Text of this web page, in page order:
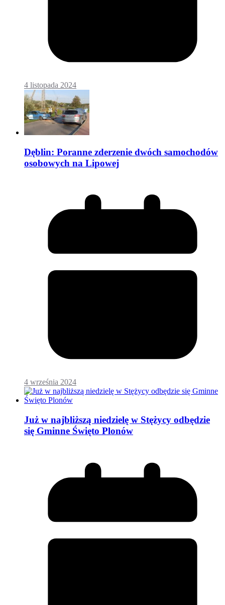
4 listopada 2024
Dęblin: Poranne zderzenie dwóch samochodów
osobowych na Lipowej
4 września 2024
Już w najbliższą niedzielę w Stężycy odbędzie
się Gminne Święto Plonów